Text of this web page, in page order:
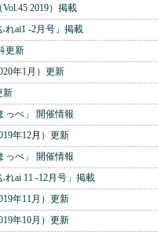
2019）掲載
れai1 -2月号」掲載
更新
年1月）更新
新
っぺ」 開催情報
年12月 ）更新
っぺ」 開催情報
ai 11 -12月号」掲載
年11月）更新
年10月）更新